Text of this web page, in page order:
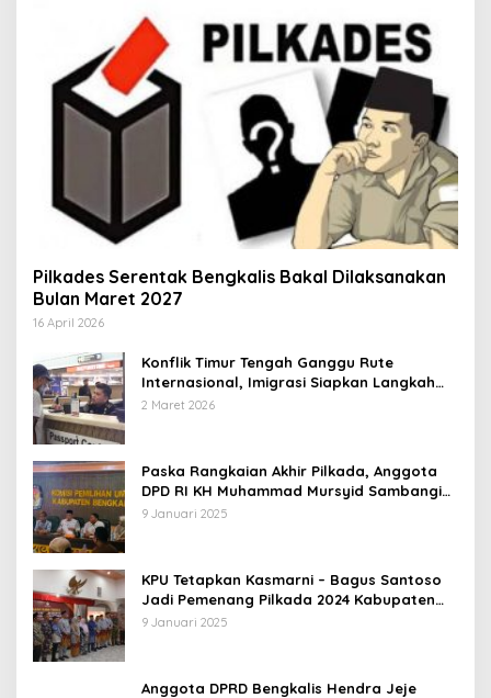
Pilkades Serentak Bengkalis Bakal Dilaksanakan
Bulan Maret 2027
16 April 2026
Konflik Timur Tengah Ganggu Rute
Internasional, Imigrasi Siapkan Langkah
Antisipatif
2 Maret 2026
Paska Rangkaian Akhir Pilkada, Anggota
DPD RI KH Muhammad Mursyid Sambangi
KPU Bengkalis
9 Januari 2025
KPU Tetapkan Kasmarni – Bagus Santoso
Jadi Pemenang Pilkada 2024 Kabupaten
Bengkalis
9 Januari 2025
Anggota DPRD Bengkalis Hendra Jeje